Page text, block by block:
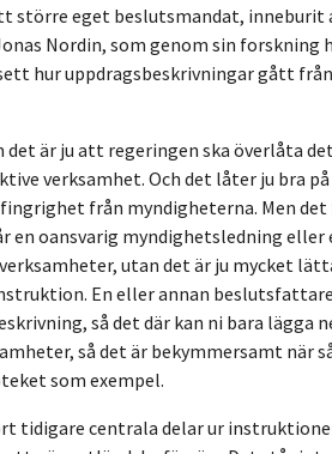
större eget beslutsmandat,
Nordin, som genom sin forskning
hur uppdragsbeskrivningar gått
är ju att regeringen ska överlåta
verksamhet. Och det låter ju bra
från myndigheterna. Men
en oansvarig myndighetsledning
utan det är ju mycket
En eller annan
så det där kan ni bara
så det är bekymmersamt när
som exempel.
tidigare centrala delar ur